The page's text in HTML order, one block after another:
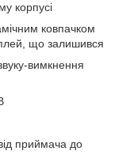
корпусі
ковпачком
що залишився
вимкнення
приймача до